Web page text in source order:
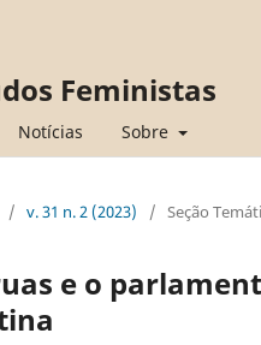
Feministas
Notícias Sobre
/ v. 31 n. 2 (2023) / Seção
e o